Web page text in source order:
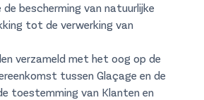
bescherming van natuurlijke
tot de verwerking van
verzameld met het oog op de
tussen Glaçage en de
toestemming van Klanten en